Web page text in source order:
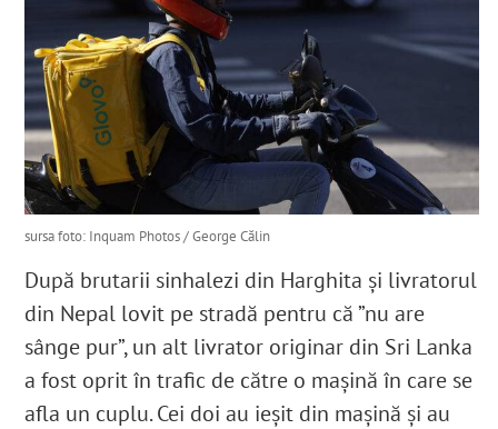
sursa foto: Inquam Photos / George Călin
După brutarii sinhalezi din Harghita și livratorul
din Nepal lovit pe stradă pentru că ”nu are
sânge pur”, un alt livrator originar din Sri Lanka
a fost oprit în trafic de către o mașină în care se
afla un cuplu. Cei doi au ieșit din mașină și au